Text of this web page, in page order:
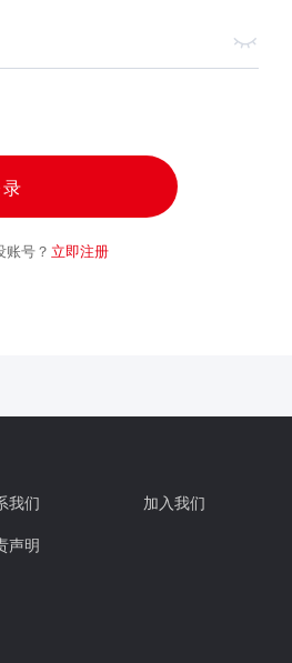
账号？ 立即注册
我们
加入我们
声明